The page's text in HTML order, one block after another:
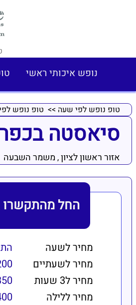
נופש איכותי ראשי
טופ נופש לפי שעה >> טופ נופש
סיאסטה
אזור ראשון לציון, משמר השבעה
החל מהתקשרו
מחיר לשעה
מחיר לשעתיים
מחיר ל3 שעות
מחיר ללילה